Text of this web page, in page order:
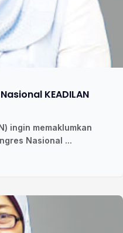
KEADILAN
ingin memaklumkan
Nasional ...